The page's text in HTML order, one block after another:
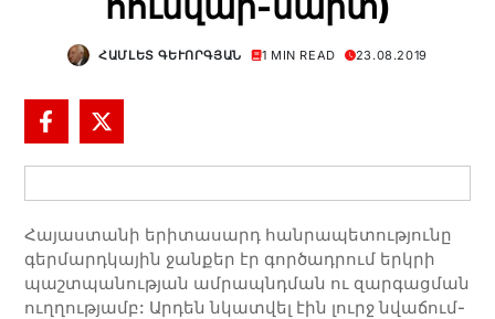
ՀԱՄԼԵՏ ԳԵՒՈՐԳՅԱՆ 1 MIN READ 23.08.2019
Հայաստանի ­երի­տա­սարդ հան­րա­պե­տու­թյու­նը
գեր­մարդ­կա­յին ջան­քեր էր գոր­ծա­դրում երկ­րի
պաշտ­պա­նու­թյան ամ­րապնդման ու զար­գաց­ման
ուղ­ղու­թյամբ: Ար­դեն նկատ­վել էին լուրջ նվա­ճում­